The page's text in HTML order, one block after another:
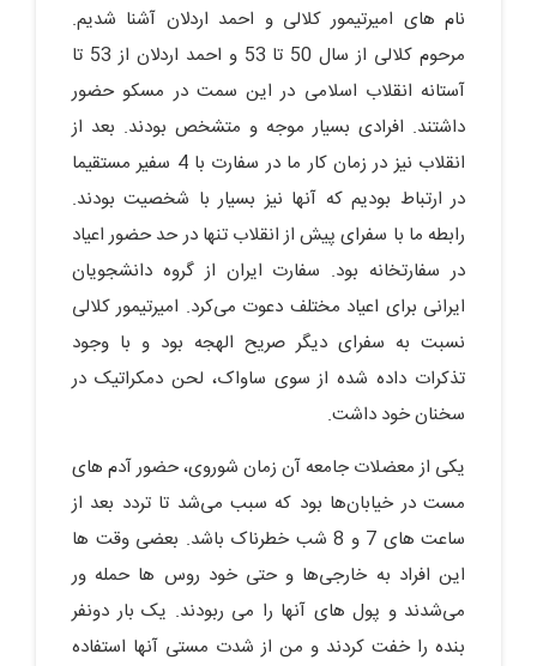
نام های امیرتیمور کلالی و احمد اردلان آشنا شدیم.
مرحوم کلالی از سال 50 تا 53 و احمد اردلان از 53 تا
آستانه انقلاب اسلامی در این سمت در مسکو حضور
داشتند. افرادی بسیار موجه و متشخص بودند. بعد از
انقلاب نیز در زمان کار ما در سفارت با 4 سفیر مستقیما
در ارتباط بودیم که آنها نیز بسیار با شخصیت بودند.
رابطه ما با سفرای پیش از انقلاب تنها در حد حضور اعیاد
در سفارتخانه بود. سفارت ایران از گروه دانشجویان
ایرانی برای اعیاد مختلف دعوت می‌کرد. امیرتیمور کلالی
نسبت به سفرای دیگر صریح الهجه بود و با وجود
تذکرات داده شده از سوی ساواک، لحن دمکراتیک در
سخنان خود داشت.
یکی از معضلات جامعه آن زمان شوروی، حضور آدم های
مست در خیابان‌ها بود که سبب می‌شد تا تردد بعد از
ساعت های 7 و 8 شب خطرناک باشد. بعضی وقت ها
این افراد به خارجی‌ها و حتی خود روس ها حمله ور
می‌شدند و پول های آنها را می ربودند. یک بار دونفر
بنده را خفت کردند و من از شدت مستی آنها استفاده